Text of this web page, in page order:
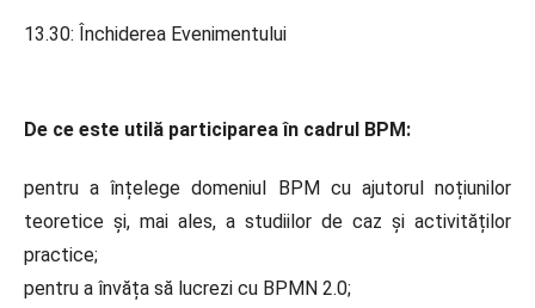
13.30: Închiderea Evenimentului
De ce este utilă participarea în cadrul BPM:
pentru a înțelege domeniul BPM cu ajutorul noțiunilor
teoretice și, mai ales, a studiilor de caz și activităților
practice;
pentru a învăța să lucrezi cu BPMN 2.0;